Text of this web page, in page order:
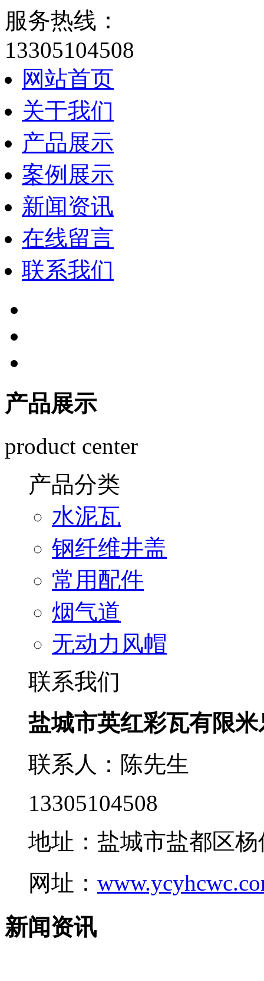
服务热线：
13305104508
网站首页
关于我们
产品展示
案例展示
新闻资讯
在线留言
联系我们
产品展示
product center
产品分类
水泥瓦
钢纤维井盖
常用配件
烟气道
无动力风帽
联系我们
盐城市英红彩瓦有限
联系人：陈先生
13305104508
地址：盐城市盐都区
网址：
新闻资讯